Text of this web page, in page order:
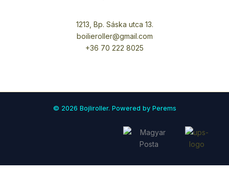
1213, Bp. Sáska utca 13.
boilieroller@gmail.com
+36 70 222 8025
© 2026 Bojliroller. Powered by Perems